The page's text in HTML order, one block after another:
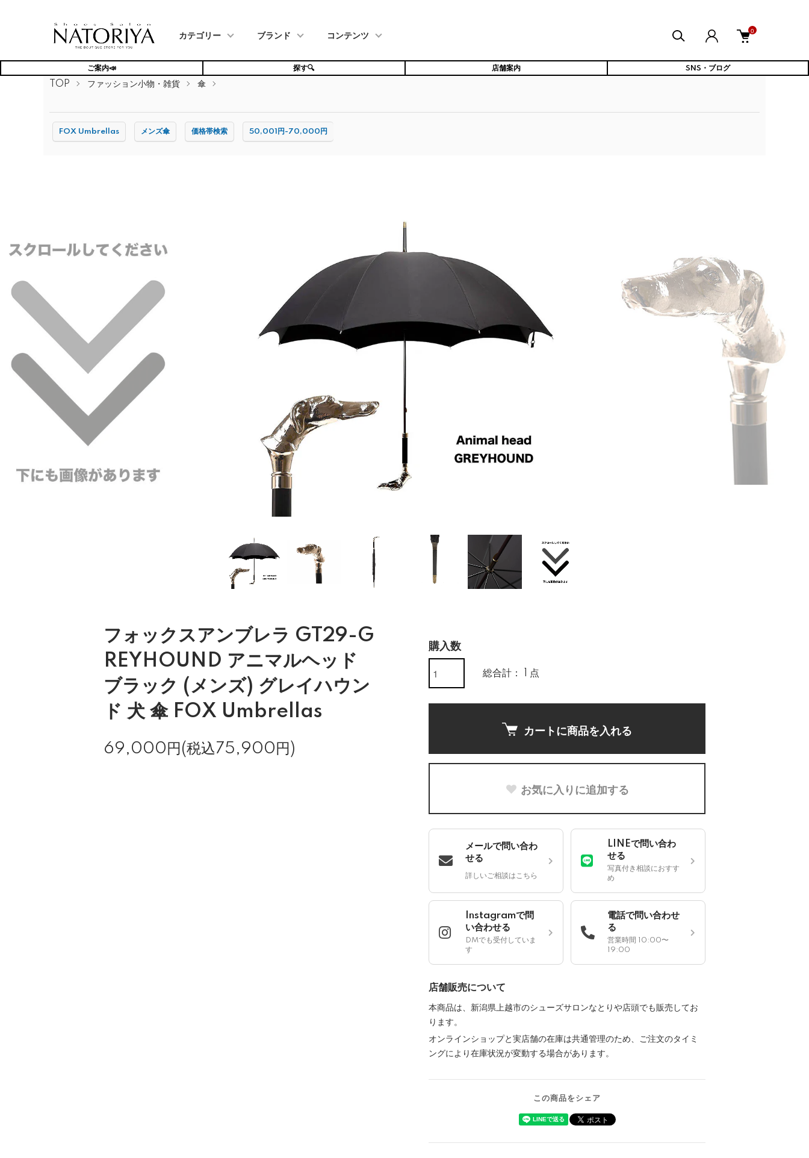
カテゴリー ブランド コンテンツ
0
ご案内📣 探す🔍 店舗案内 SNS・ブログ
TOP ファッション小物・雑貨 傘
FOX Umbrellas メンズ傘 価格帯検索 50,001円-70,000円
フォックスアンブレラ GT29-G
REYHOUND アニマルヘッド
ブラック (メンズ) グレイハウン
ド 犬 傘 FOX Umbrellas
69,000円(税込75,900円)
購入数
総合計： 1 点
カートに商品を入れる
お気に入りに追加する
メールで問い合わ
せる
詳しいご相談はこちら
LINEで問い合わ
せる
写真付き相談におすす
め
Instagramで問
い合わせる
DMでも受付していま
す
電話で問い合わせ
る
営業時間 10:00〜
19:00
店舗販売について
本商品は、新潟県上越市のシューズサロンなとりや店頭でも販売してお
ります。
オンラインショップと実店舗の在庫は共通管理のため、ご注文のタイミ
ングにより在庫状況が変動する場合があります。
この商品をシェア